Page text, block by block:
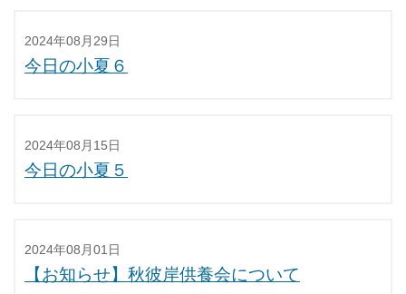
2024年08月29日
今日の小夏６
2024年08月15日
今日の小夏５
2024年08月01日
【お知らせ】秋彼岸供養会について